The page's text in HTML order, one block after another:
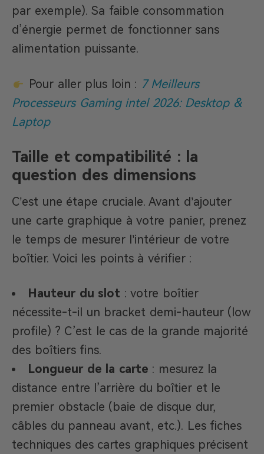
par exemple). Sa faible consommation
d’énergie permet de fonctionner sans
alimentation puissante.
Pour aller plus loin : 7 Meilleurs
Processeurs Gaming intel 2026: Desktop &
Laptop
Taille et compatibilité : la
question des dimensions
C’est une étape cruciale. Avant d’ajouter
une carte graphique à votre panier, prenez
le temps de mesurer l’intérieur de votre
boîtier. Voici les points à vérifier :
Hauteur du slot : votre boîtier
nécessite-t-il un bracket demi-hauteur (low
profile) ? C’est le cas de la grande majorité
des boîtiers fins.
Longueur de la carte : mesurez la
distance entre l’arrière du boîtier et le
premier obstacle (baie de disque dur,
câbles du panneau avant, etc.). Les fiches
techniques des cartes graphiques précisent